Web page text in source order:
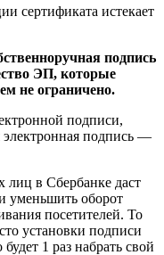
сертификата истекает
подпись
ЭП, которые
не ограничено.
подписи,
электронная подпись —
лиц в Сбербанке даст
уменьшить оборот
посетителей. То
установки подписи
1 раз набрать свой